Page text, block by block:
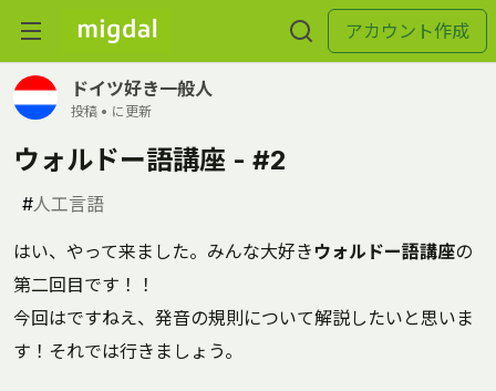
アカウント作成
ドイツ好き一般人
投稿 • に更新
ウォルドー語講座 - #2
#人工言語
はい、やって来ました。みんな大好きウォルドー語講座の
第二回目です！！
今回はですねえ、発音の規則について解説したいと思いま
す！それでは行きましょう。